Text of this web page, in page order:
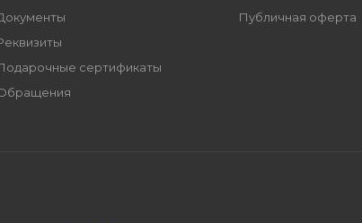
сертификаты
Публичная оферта